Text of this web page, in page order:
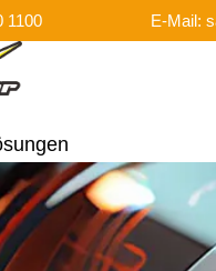
1100 E-Mail: